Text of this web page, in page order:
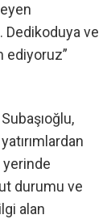
Dedikoduya ve
ediyoruz”
yerinde
durumu ve
alan